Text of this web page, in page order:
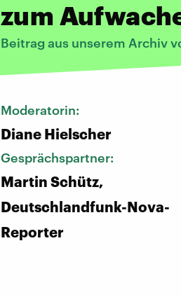
zum
Beitrag aus unserem Archiv
Moderatorin:
Diane Hielscher
Gesprächspartner:
Martin Schütz,
Deutschlandfunk-Nova-
Reporter